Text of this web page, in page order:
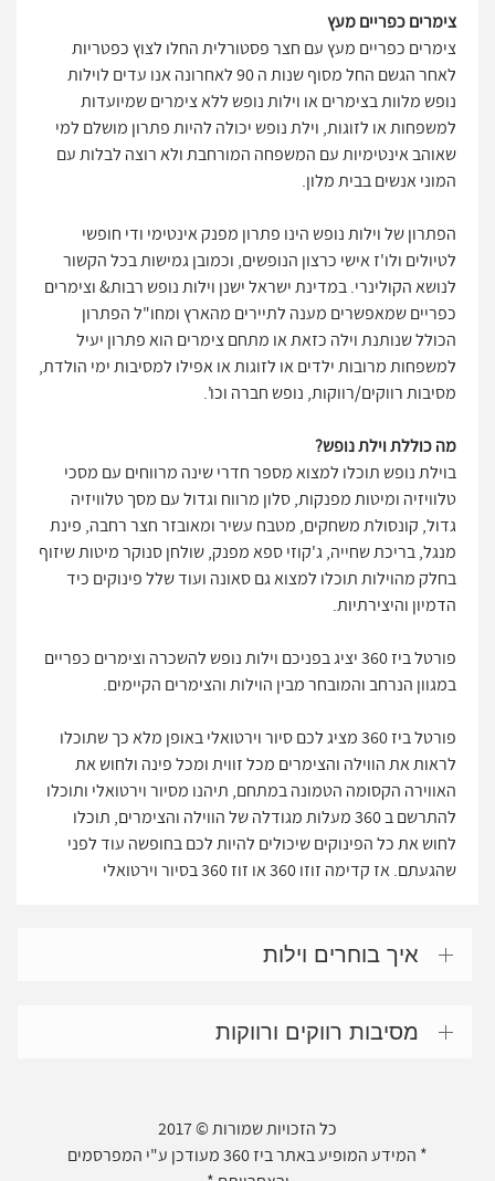
צימרים כפריים מעץ
צימרים כפריים מעץ עם חצר פסטורלית החלו לצוץ כפטריות
לאחר הגשם החל מסוף שנות ה 90 לאחרונה אנו עדים לוילות
נופש מלוות בצימרים או וילות נופש ללא צימרים שמיועדות
למשפחות או לזוגות, וילת נופש יכולה להיות פתרון מושלם למי
שאוהב אינטימיות עם המשפחה המורחבת ולא רוצה לבלות עם
המוני אנשים בבית מלון.
הפתרון של וילות נופש הינו פתרון מפנק אינטימי ודי חופשי
לטיולים ולו'ז אישי כרצון הנופשים, וכמובן גמישות בכל הקשור
לנושא הקולינרי. במדינת ישראל ישנן וילות נופש רבות& וצימרים
כפריים שמאפשרים מענה לתיירים מהארץ ומחו"ל הפתרון
הכולל שנותנת וילה כזאת או מתחם צימרים הוא פתרון יעיל
למשפחות מרובות ילדים או לזוגות או אפילו למסיבות ימי הולדת,
מסיבות רווקים/רווקות, נופש חברה וכו'.
מה כוללת וילת נופש?
בוילת נופש תוכלו למצוא מספר חדרי שינה מרווחים עם מסכי
טלוויזיה ומיטות מפנקות, סלון מרווח וגדול עם מסך טלוויזיה
גדול, קונסולת משחקים, מטבח עשיר ומאובזר חצר רחבה, פינת
מנגל, בריכת שחייה, ג'קוזי ספא מפנק, שולחן סנוקר מיטות שיזוף
בחלק מהוילות תוכלו למצוא גם סאונה ועוד שלל פינוקים כיד
הדמיון והיצירתיות.
פורטל ביז 360 יציג בפניכם וילות נופש להשכרה וצימרים כפריים
במגוון הנרחב והמובחר מבין הוילות והצימרים הקיימים.
פורטל ביז 360 מציג לכם סיור וירטואלי באופן מלא כך שתוכלו
לראות את הווילה והצימרים מכל זווית ומכל פינה ולחוש את
האווירה הקסומה הטמונה במתחם, תיהנו מסיור וירטואלי ותוכלו
להתרשם ב 360 מעלות מגודלה של הווילה והצימרים, תוכלו
לחוש את כל הפינוקים שיכולים להיות לכם בחופשה עוד לפני
שהגעתם. אז קדימה זוזו 360 או זוז 360 בסיור וירטואלי
איך בוחרים וילות
מסיבות רווקים ורווקות
כל הזכויות שמורות © 2017
* המידע המופיע באתר ביז 360 מעודכן ע"י המפרסמים